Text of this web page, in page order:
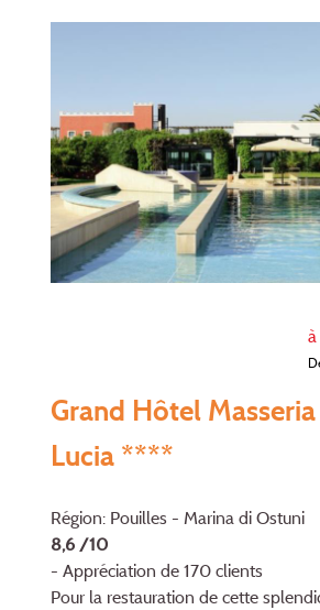
Grand Hôtel
Lucia ****
Région: Pouilles - Marina di Ostuni
8,6 /10
- Appréciation de 170 clients
Pour la restauration de cette